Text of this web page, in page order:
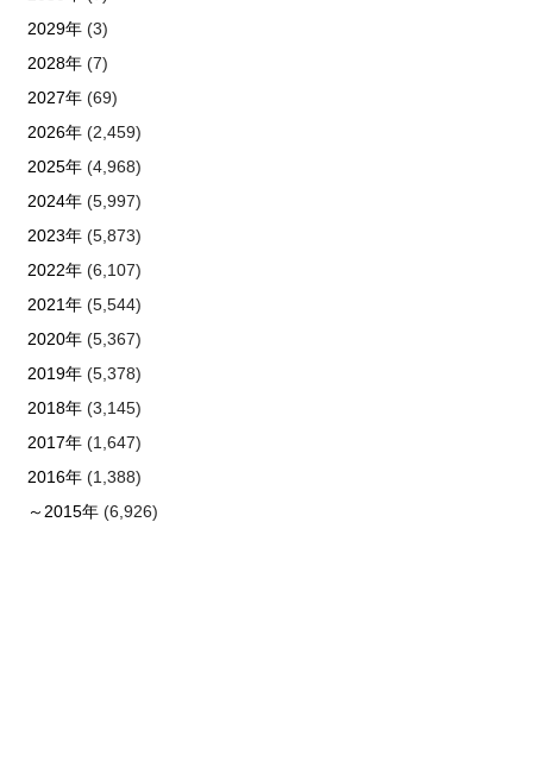
2029年(3)
2028年(7)
2027年(69)
2026年(2,459)
2025年(4,968)
2024年(5,997)
2023年(5,873)
2022年(6,107)
2021年(5,544)
2020年(5,367)
2019年(5,378)
2018年(3,145)
2017年(1,647)
2016年(1,388)
～2015年(6,926)